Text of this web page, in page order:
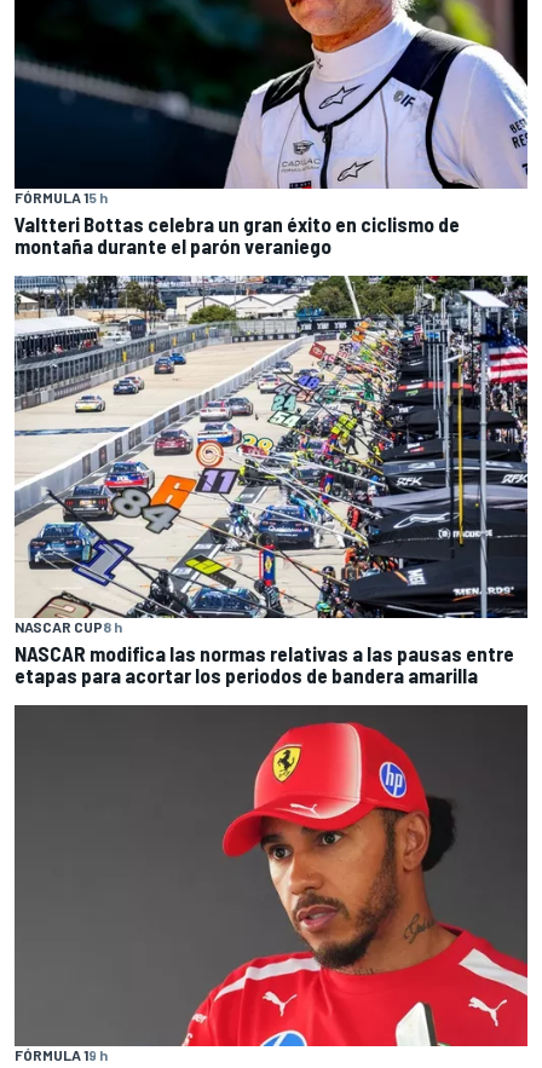
FÓRMULA 15 h
Valtteri Bottas celebra un gran éxito en ciclismo de
montaña durante el parón veraniego
NASCAR CUP8 h
NASCAR modifica las normas relativas a las pausas entre
etapas para acortar los periodos de bandera amarilla
FÓRMULA 19 h